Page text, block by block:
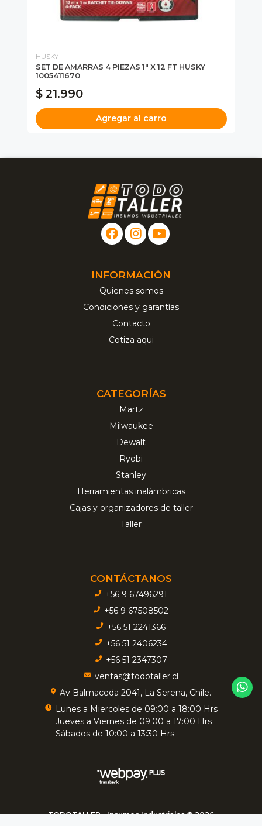
HUSKY
SET DE AMARRAS 4 PIEZAS 1" X 12 FT HUSKY
1005411670
$ 21.990
Agregar al carro
INFORMACIÓN
Quienes somos
Condiciones y garantías
Contacto
Cotiza aqui
CATEGORÍAS
Martz
Milwaukee
Dewalt
Ryobi
Stanley
Herramientas inalámbricas
Cajas y organizadores de taller
Taller
CONTÁCTANOS
+56 9 67496291
+56 9 67508502
+56 51 2241366
+56 51 2406234
+56 51 2347307
ventas@todotaller.cl
Av Balmaceda 2041, La Serena, Chile.
Lunes a Miercoles de 09:00 a 18:00 Hrs
Jueves a Viernes de 09:00 a 17:00 Hrs
Sábados de 10:00 a 13:30 Hrs
TODOTALLER - Insumos Industriales © 2026